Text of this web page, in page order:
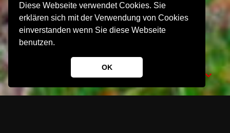
Diese Webseite verwendet Cookies. Sie
erklären sich mit der Verwendung von Cookies
einverstanden wenn Sie diese Webseite
benutzen.
OK